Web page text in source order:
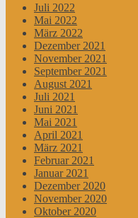
Juli 2022
Mai 2022
März 2022
Dezember 2021
November 2021
September 2021
August 2021
Juli 2021
Juni 2021
Mai 2021
April 2021
März 2021
Februar 2021
Januar 2021
Dezember 2020
November 2020
Oktober 2020